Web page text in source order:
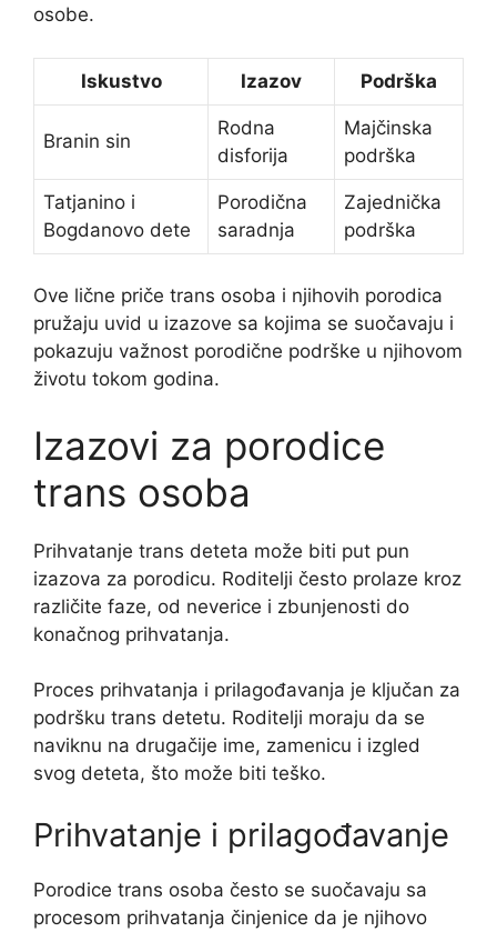
osobe.
Iskustvo Izazov Podrška
Branin sin
Rodna
disforija
Majčinska
podrška
Tatjanino i
Bogdanovo dete
Porodična
saradnja
Zajednička
podrška
Ove lične priče trans osoba i njihovih porodica
pružaju uvid u izazove sa kojima se suočavaju i
pokazuju važnost porodične podrške u njihovom
životu tokom godina.
Izazovi za porodice
trans osoba
Prihvatanje trans deteta može biti put pun
izazova za porodicu. Roditelji često prolaze kroz
različite faze, od neverice i zbunjenosti do
konačnog prihvatanja.
Proces prihvatanja i prilagođavanja je ključan za
podršku trans detetu. Roditelji moraju da se
naviknu na drugačije ime, zamenicu i izgled
svog deteta, što može biti teško.
Prihvatanje i prilagođavanje
Porodice trans osoba često se suočavaju sa
procesom prihvatanja činjenice da je njihovo